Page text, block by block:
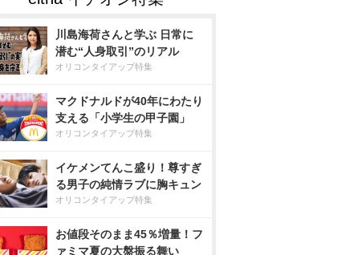
川島海荷さんと学ぶ 日常に
潜む“人身取引”のリアル
オリコンタイアップ特集
マクドナルドが40年にわたり
支える「小学生の甲子園」
オリコンタイアップ特集
イケメンてんこ盛り！尊すぎ
る男子の純情ラブに胸キュン
オリコンタイアップ特集
お値段そのまま45％増量！フ
ァミマ夏の大盤振る舞い